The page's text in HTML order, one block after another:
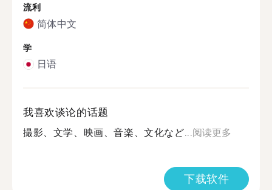
流利
简体中文
学
日语
我喜欢谈论的话题
撮影、文学、映画、音楽、文化など...阅读更多
下载软件